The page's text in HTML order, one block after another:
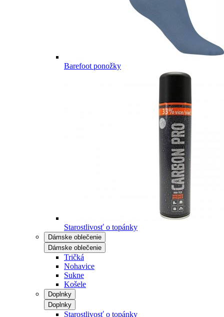
Barefoot ponožky
Starostlivosť o topánky
Dámske oblečenie
Dámske oblečenie
Tričká
Nohavice
Sukne
Košele
Doplnky
Doplnky
Starostlivosť o topánky